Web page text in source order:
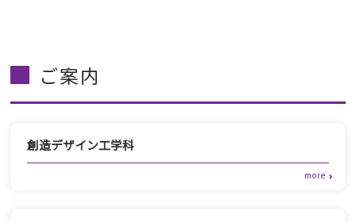
ご案内
創造デザイン工学科